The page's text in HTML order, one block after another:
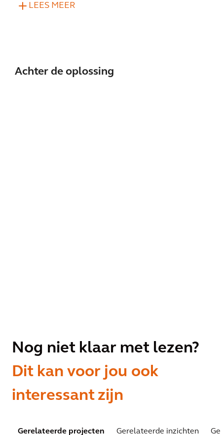
LEES MEER
Achter de oplossing
Nog niet klaar met lezen?
Dit kan voor jou ook
interessant zijn
Gerelateerde projecten Gerelateerde inzichten